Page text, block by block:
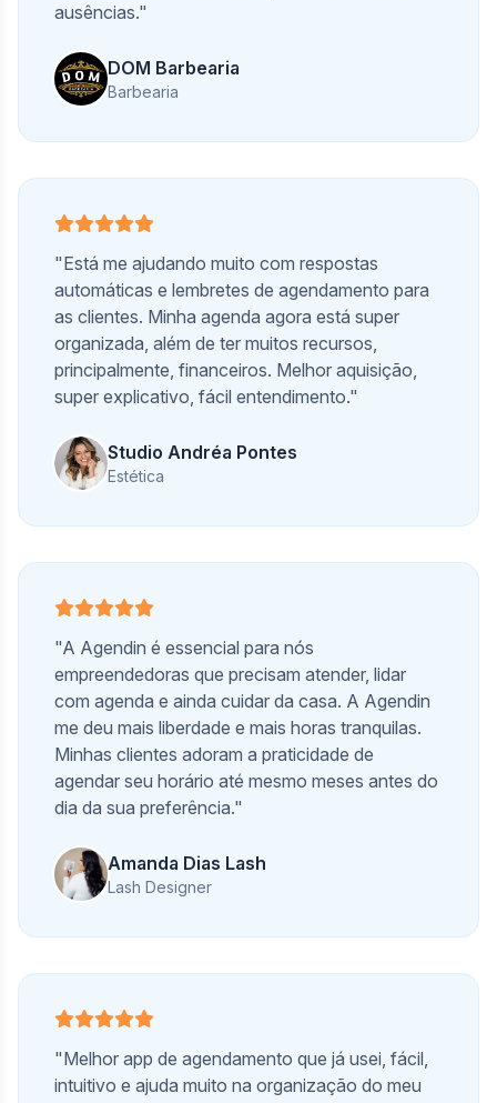
ausências."
DOM Barbearia
Barbearia
"Está me ajudando muito com respostas
automáticas e lembretes de agendamento para
as clientes. Minha agenda agora está super
organizada, além de ter muitos recursos,
principalmente, financeiros. Melhor aquisição,
super explicativo, fácil entendimento."
Studio Andréa Pontes
Estética
"A Agendin é essencial para nós
empreendedoras que precisam atender, lidar
com agenda e ainda cuidar da casa. A Agendin
me deu mais liberdade e mais horas tranquilas.
Minhas clientes adoram a praticidade de
agendar seu horário até mesmo meses antes do
dia da sua preferência."
Amanda Dias Lash
Lash Designer
"Melhor app de agendamento que já usei, fácil,
intuitivo e ajuda muito na organização do meu